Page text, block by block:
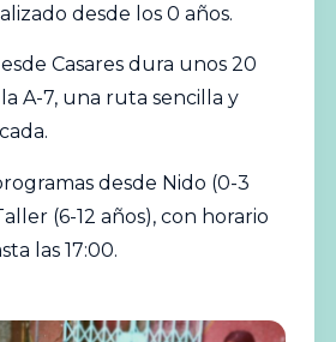
desde los 0 años.
Casares dura unos 20
A-7, una ruta sencilla y
desde Nido (0-3
(6-12 años), con horario
las 17:00.